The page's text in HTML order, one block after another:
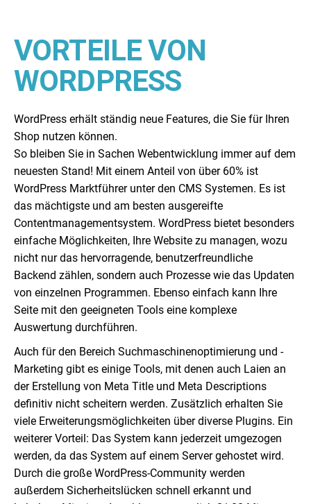
VORTEILE VON
WORDPRESS
WordPress erhält ständig neue Features, die Sie für Ihren
Shop nutzen können.
So bleiben Sie in Sachen Webentwicklung immer auf dem
neuesten Stand! Mit einem Anteil von über 60% ist
WordPress Marktführer unter den CMS Systemen. Es ist
das mächtigste und am besten ausgereifte
Contentmanagementsystem. WordPress bietet besonders
einfache Möglichkeiten, Ihre Website zu managen, wozu
nicht nur das hervorragende, benutzerfreundliche
Backend zählen, sondern auch Prozesse wie das Updaten
von einzelnen Programmen. Ebenso einfach kann Ihre
Seite mit den geeigneten Tools eine komplexe
Auswertung durchführen.
Auch für den Bereich Suchmaschinenoptimierung und -
Marketing gibt es einige Tools, mit denen auch Laien an
der Erstellung von Meta Title und Meta Descriptions
definitiv nicht scheitern werden. Zusätzlich erhalten Sie
viele Erweiterungsmöglichkeiten über diverse Plugins. Ein
weiterer Vorteil: Das System kann jederzeit umgezogen
werden, da das System auf einem Server gehostet wird.
Durch die große WordPress-Community werden
außerdem Sicherheitslücken schnell erkannt und